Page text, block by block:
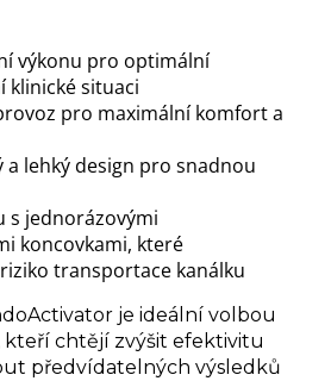
výkonu pro optimální
klinické situaci
pro maximální komfort a
a lehký design pro snadnou
s jednorázovými
koncovkami, které
transportace kanálku
je ideální volbou
kteří chtějí zvýšit efektivitu
předvídatelných výsledků